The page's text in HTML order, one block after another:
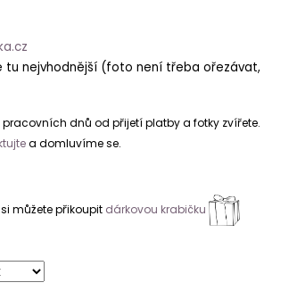
nejvhodnější (foto není třeba ořezávat,
dnů od přijetí platby a fotky zvířete.
a domluvíme se.
můžete přikoupit dárkovou krabičku